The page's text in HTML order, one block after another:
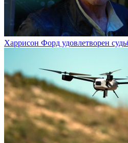
Харрисон Форд удовлетворен